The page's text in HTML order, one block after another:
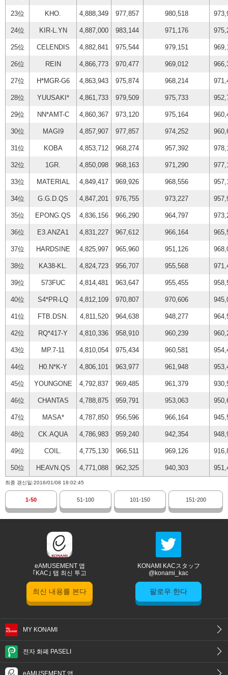
KHO. 4,888,349 977,857 980,518
KIR-L.YN 4,887,000 983,144 971,176
CELENDIS 4,882,841 975,544 979,151
REIN 4,866,773 970,477 969,012
H*MGR-G6 4,863,943 975,874 968,214
YUUSAKI* 4,861,733 979,509 975,733
NN*AMT-C 4,860,367 973,120 975,164
MAGI9 4,857,907 977,857 974,252
KOBA 4,853,712 968,274 957,392
1GR. 4,850,098 968,163 971,290
MATERIAL 4,849,417 969,926 968,556
G.G.D.QS 4,847,201 976,755 973,227
EPONG.QS 4,836,156 966,290 964,797
E3.ANZA1 4,831,227 967,612 966,164
HARDSINE 4,825,997 965,960 951,126
KA38-KL. 4,824,723 956,707 955,568
573FUC 4,814,481 963,647 955,455
S4*PR-LQ 4,812,109 970,807 970,606
FTB.DSN. 4,811,520 964,638 948,277
RQ*417-Y 4,810,336 958,910 960,239
MP.7-11 4,810,054 975,434 960,581
H0.N*K-Y 4,806,101 963,977 961,948
YOUNGONE 4,792,837 969,485 961,379
CHANTAS 4,788,875 959,791 953,063
MASA* 4,787,850 956,596 966,164
CK.AQUA 4,786,983 959,240 942,354
COIL. 4,775,130 966,511 969,126
HEAVN.QS 4,771,088 962,325 940,303
23位
24位
25位
26位
27位
28位
29位
30位
31位
32位
33位
34位
35位
36位
37位
38位
39位
40位
41位
42位
43位
44位
45位
46位
47位
48位
49位
50位
최종 갱신일:2016/01/08 18:02:45
1-50 51-100 101-150 151-200
eAMUSEMENT 앱
｢KAC｣ 탭 최신 투고
최신 내용를 본다
KONAMI KACスタッフ
@konami_kac
팔로우 한다
MY KONAMI
전자 화폐 PASELI
eAMUSEMENT 앱